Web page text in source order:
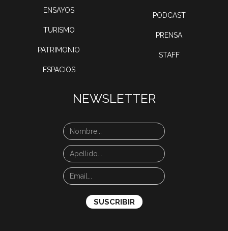
ENSAYOS
TURISMO
PATRIMONIO
ESPACIOS
PODCAST
PRENSA
STAFF
NEWSLETTER